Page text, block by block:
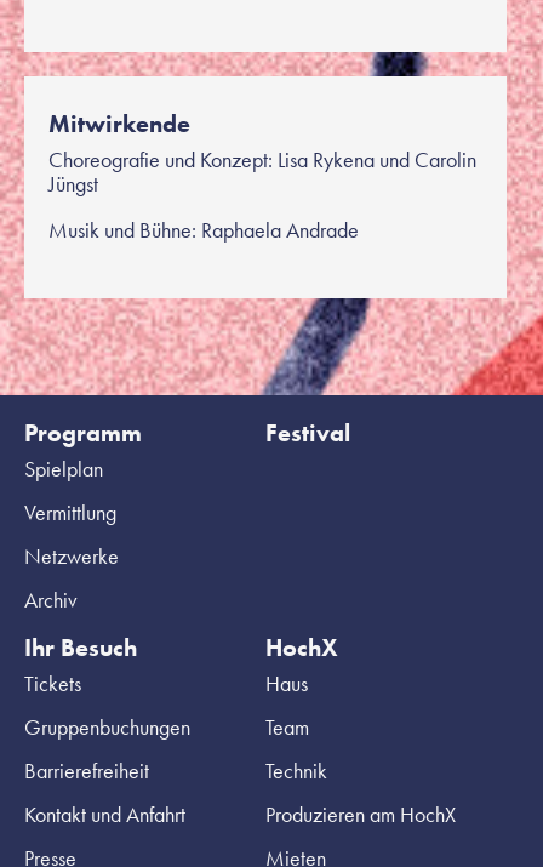
Mitwirkende
Choreografie und Konzept: Lisa Rykena und Carolin
Jüngst
Musik und Bühne: Raphaela Andrade
Programm
Spielplan
Vermittlung
Netzwerke
Archiv
Festival
Ihr Besuch
Tickets
Gruppenbuchungen
Barrierefreiheit
Kontakt und Anfahrt
Presse
HochX
Haus
Team
Technik
Produzieren am HochX
Mieten